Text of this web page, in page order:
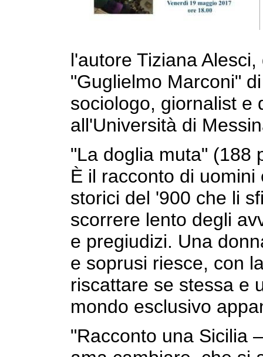
l'autore Tiziana
"Guglielmo Marconi"
sociologo, giornalist e
all'Università di
"La doglia muta" (188
È il racconto di
storici del '900 che li
scorrere lento degli
e pregiudizi. Una
e soprusi riesce, con
riscattare se stessa e
mondo esclusivo
"Racconto una Sicilia